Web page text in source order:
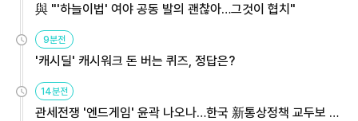
與 "'하늘이법' 여야 공동 발의 괜찮아…그것이 협치"
9분전
'캐시딜' 캐시워크 돈 버는 퀴즈, 정답은?
14분전
관세전쟁 '엔드게임' 윤곽 나오나…한국 新통상정책 교두보 활